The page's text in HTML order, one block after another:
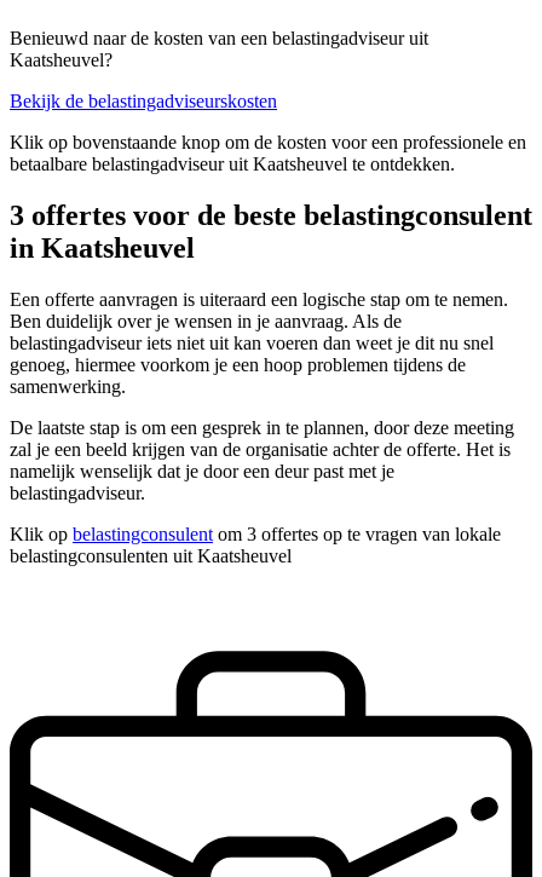
Benieuwd naar de kosten van een belastingadviseur uit
Kaatsheuvel?
Bekijk de belastingadviseurskosten
Klik op bovenstaande knop om de kosten voor een professionele en
betaalbare belastingadviseur uit Kaatsheuvel te ontdekken.
3 offertes voor de beste belastingconsulent
in Kaatsheuvel
Een offerte aanvragen is uiteraard een logische stap om te nemen.
Ben duidelijk over je wensen in je aanvraag. Als de
belastingadviseur iets niet uit kan voeren dan weet je dit nu snel
genoeg, hiermee voorkom je een hoop problemen tijdens de
samenwerking.
De laatste stap is om een gesprek in te plannen, door deze meeting
zal je een beeld krijgen van de organisatie achter de offerte. Het is
namelijk wenselijk dat je door een deur past met je
belastingadviseur.
Klik op belastingconsulent om 3 offertes op te vragen van lokale
belastingconsulenten uit Kaatsheuvel